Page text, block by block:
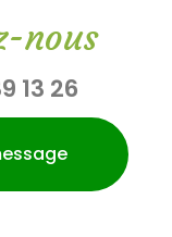
nous
13 26